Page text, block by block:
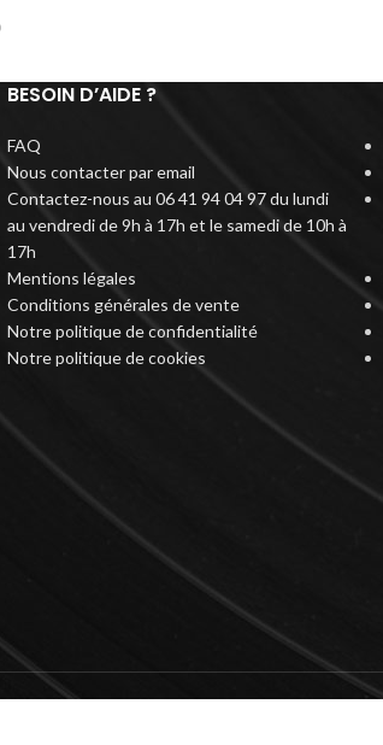
BESOIN D’AIDE ?
FAQ
Nous contacter par email
Contactez-nous au 06 41 94 04 97 du lundi
au vendredi de 9h à 17h et le samedi de 10h à
17h
Mentions légales
Conditions générales de vente
Notre politique de confidentialité
Notre politique de cookies